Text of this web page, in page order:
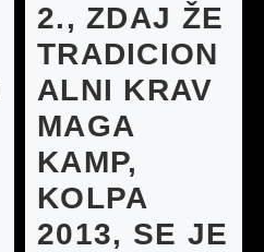
2., ZDAJ ŽE
TRADICION
ALNI KRAV
MAGA
KAMP,
KOLPA
2013, SE JE